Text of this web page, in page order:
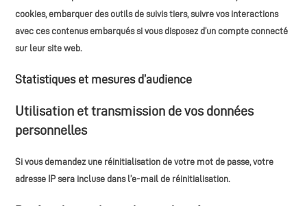
cookies, embarquer des outils de suivis tiers, suivre vos interactions
avec ces contenus embarqués si vous disposez d’un compte connecté
sur leur site web.
Statistiques et mesures d’audience
Utilisation et transmission de vos données
personnelles
Si vous demandez une réinitialisation de votre mot de passe, votre
adresse IP sera incluse dans l’e-mail de réinitialisation.